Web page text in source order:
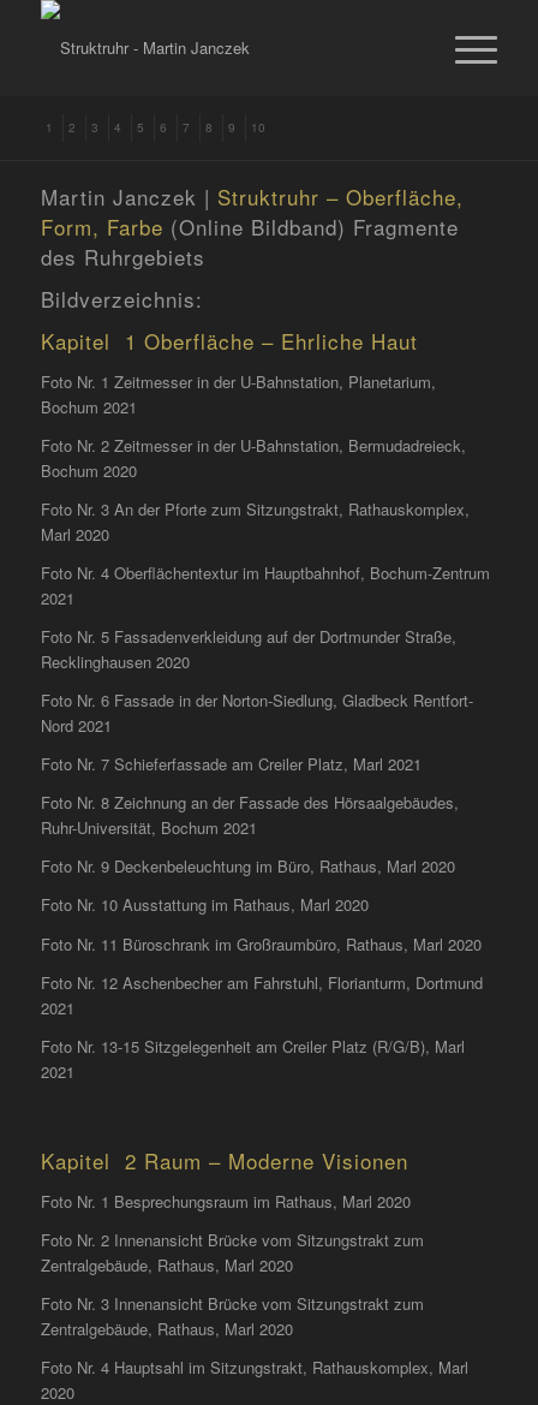
1 2 3 4 5 6 7 8 9 10
Martin Janczek | Struktruhr – Oberfläche,
Form, Farbe (Online Bildband) Fragmente
des Ruhrgebiets
Bildverzeichnis:
Kapitel 1 Oberfläche – Ehrliche Haut
Foto Nr. 1 Zeitmesser in der U-Bahnstation, Planetarium,
Bochum 2021
Foto Nr. 2 Zeitmesser in der U-Bahnstation, Bermudadreieck,
Bochum 2020
Foto Nr. 3 An der Pforte zum Sitzungstrakt, Rathauskomplex,
Marl 2020
Foto Nr. 4 Oberflächentextur im Hauptbahnhof, Bochum-Zentrum
2021
Foto Nr. 5 Fassadenverkleidung auf der Dortmunder Straße,
Recklinghausen 2020
Foto Nr. 6 Fassade in der Norton-Siedlung, Gladbeck Rentfort-
Nord 2021
Foto Nr. 7 Schieferfassade am Creiler Platz, Marl 2021
Foto Nr. 8 Zeichnung an der Fassade des Hörsaalgebäudes,
Ruhr-Universität, Bochum 2021
Foto Nr. 9 Deckenbeleuchtung im Büro, Rathaus, Marl 2020
Foto Nr. 10 Ausstattung im Rathaus, Marl 2020
Foto Nr. 11 Büroschrank im Großraumbüro, Rathaus, Marl 2020
Foto Nr. 12 Aschenbecher am Fahrstuhl, Florianturm, Dortmund
2021
Foto Nr. 13-15 Sitzgelegenheit am Creiler Platz (R/G/B), Marl
2021
Kapitel 2 Raum – Moderne Visionen
Foto Nr. 1 Besprechungsraum im Rathaus, Marl 2020
Foto Nr. 2 Innenansicht Brücke vom Sitzungstrakt zum
Zentralgebäude, Rathaus, Marl 2020
Foto Nr. 3 Innenansicht Brücke vom Sitzungstrakt zum
Zentralgebäude, Rathaus, Marl 2020
Foto Nr. 4 Hauptsahl im Sitzungstrakt, Rathauskomplex, Marl
2020